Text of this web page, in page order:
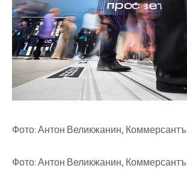
Фото: Антон Великжанин, Коммерсантъ
Фото: Антон Великжанин, Коммерсантъ